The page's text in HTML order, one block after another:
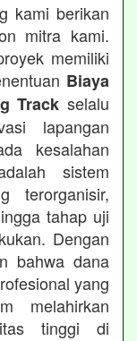
kami berikan
mitra kami.
memiliki
Biaya
Track selalu
lapangan
kesalahan
sistem
terorganisir,
tahap uji
Dengan
bahwa dana
yang
melahirkan
tinggi di